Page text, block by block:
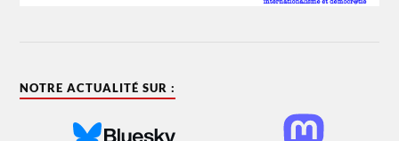
NOTRE ACTUALITÉ SUR :